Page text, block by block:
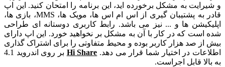
و شیرایت به مشکل برخورده اید، این برنامه را امتحان کنید. این اپ
قادر به پشتیبان گیری از اس ام اس ها، مویک ها، MMS، بازی ها،
اپلیکیشن ها ‌و ... نیز می باشد. رابط کاربری دوستانه ای طراحی
شده است که در کار با آن به مشکل بر نخواهید خورد. این اپ دارای
بیش از صد هزار کاربر بوده و محیط متفاوتی را برای اشتراک گذاری
اطلاعات در اختیار شما قرار می دهد. Hi Share
بر روی اندروید 4.1
به بالا قابل اجراست.